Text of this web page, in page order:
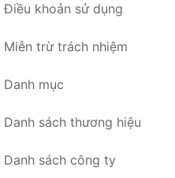
Điều khoản sử dụng
Miễn trừ trách nhiệm
Danh mục
Danh sách thương hiệu
Danh sách công ty